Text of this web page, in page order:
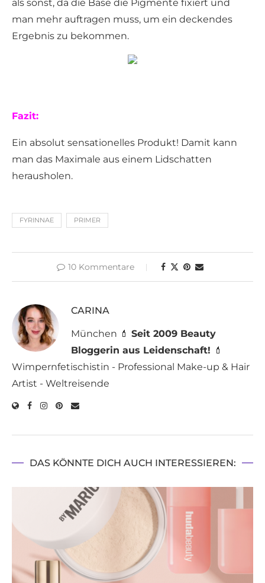
als sonst, da die Base die Pigmente fixiert und
man mehr auftragen muss, um ein deckendes
Ergebnis zu bekommen.
Fazit:
Ein absolut sensationelles Produkt! Damit kann
man das Maximale aus einem Lidschatten
herausholen.
FYRINNAE PRIMER
10 Kommentare
CARINA
München 💄 Seit 2009 Beauty
Bloggerin aus Leidenschaft! 💄
Wimpernfetischistin - Professional Make-up & Hair
Artist - Weltreisende
DAS KÖNNTE DICH AUCH INTERESSIEREN: